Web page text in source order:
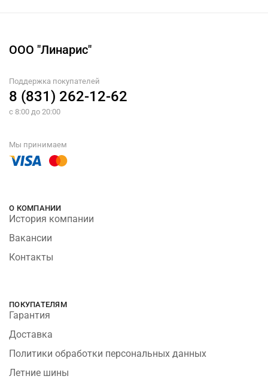
ООО "Линарис"
Поддержка покупателей
8 (831) 262-12-62
с 8:00 до 20:00
Мы принимаем
О КОМПАНИИ
История компании
Вакансии
Контакты
ПОКУПАТЕЛЯМ
Гарантия
Доставка
Политики обработки персональных данных
Летние шины